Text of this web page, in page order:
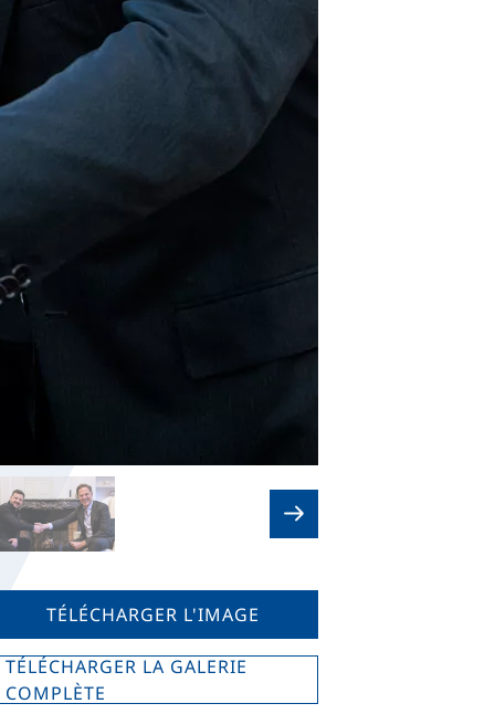
TÉLÉCHARGER L'IMAGE
TÉLÉCHARGER LA GALERIE
COMPLÈTE